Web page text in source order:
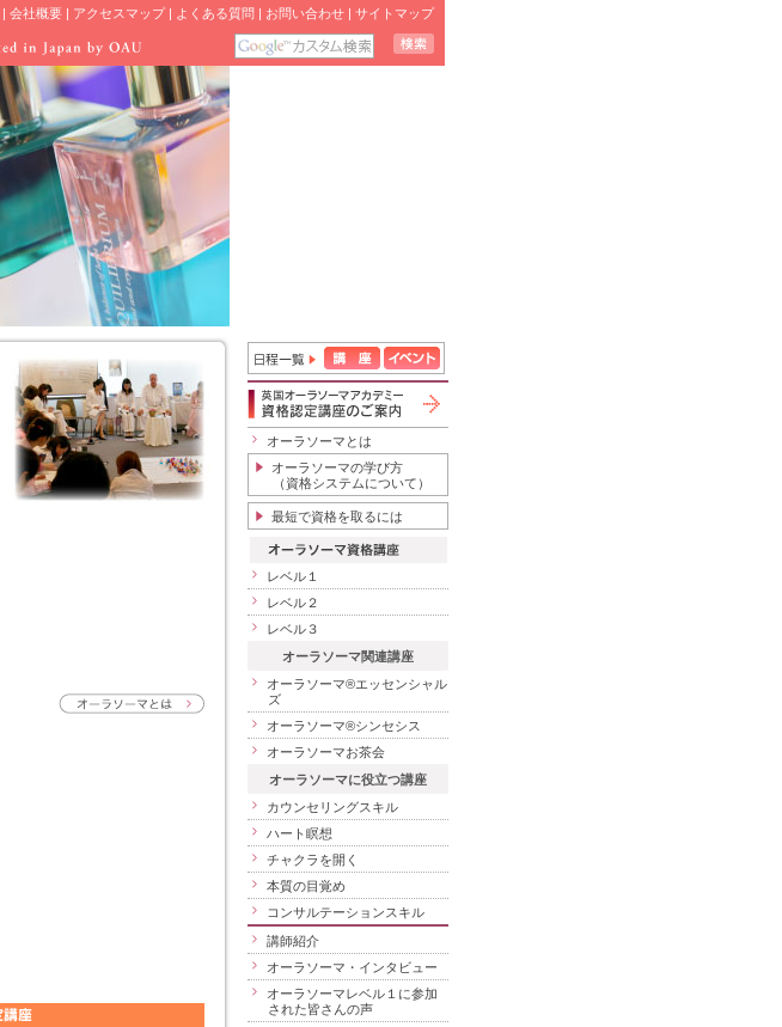
| 会社概要 | アクセスマップ| よくある質問 | お問い合わせ | サイトマップ
オーラソーマとは
オーラソーマの学び方
（資格システムについて）
最短で資格を取るには
レベル１
レベル２
レベル３
オーラソーマ関連講座
オーラソーマ®エッセンシャル
ズ
オーラソーマ®シンセシス
オーラソーマお茶会
オーラソーマに役立つ講座
カウンセリングスキル
ハート瞑想
チャクラを開く
本質の目覚め
コンサルテーションスキル
講師紹介
オーラソーマ・インタビュー
オーラソーマレベル１に参加
された皆さんの声